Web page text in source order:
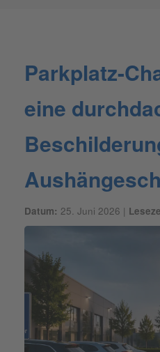
Parkplatz-
eine
Datum: 25. Juni 2026 |